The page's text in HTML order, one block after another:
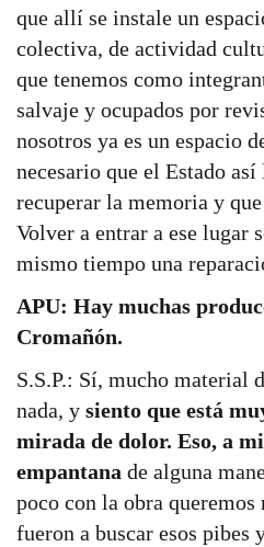
que allí se instale un
colectiva, de actividad
que tenemos como
salvaje y ocupados por
nosotros ya es un espacio
necesario que el Estado
recuperar la memoria y
Volver a entrar a ese
mismo tiempo una
APU: Hay muchas
Cromañón.
S.S.P.: Sí, mucho material
nada, y siento que está
mirada de dolor. Eso, a
empantana de alguna
poco con la obra
fueron a buscar esos pibes